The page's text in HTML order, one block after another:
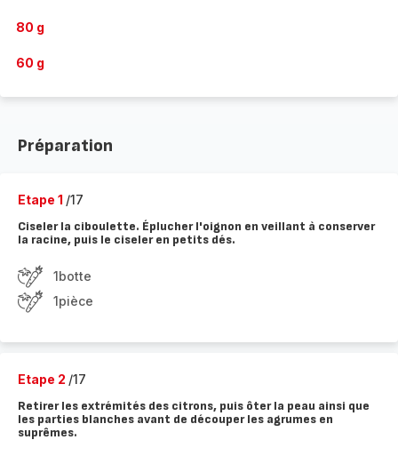
80 g
60 g
Préparation
Etape 1 /17
Ciseler la ciboulette. Éplucher l'oignon en veillant à conserver
la racine, puis le ciseler en petits dés.
1botte
1pièce
Etape 2 /17
Retirer les extrémités des citrons, puis ôter la peau ainsi que
les parties blanches avant de découper les agrumes en
suprêmes.